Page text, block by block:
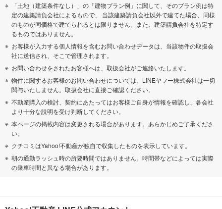
「土地（建築条件なし）」の「建物プラン例」に関して、そのプラン例は特
定の建築請負会社によるもので、 当該建築請負会社以外で建てた場合、同様
のものが同価格で建てられるとは限りません。また、建築請負会社を特定す
るものではありません。
お客様が入力する個人情報を含むお問い合わせデータは、当該物件の取扱会
社に送信され、そこで管理されます。
お問い合わせをされたお客様へは、取扱会社がご連絡いたします。
物件に関するお客様のお問い合わせについては、LINEヤフー株式会社は一切
関与いたしません。取扱会社に直接ご確認ください。
不動産購入の検討、契約にあたってはお客様ご自身が情報を確認し、各会社
より十分な説明を受け判断してください。
本ページの掲載内容は変更される場合があります。あらかじめご了承くださ
い。
クチコミはYahoo!不動産が独自で収集したものを表示しています。
朝の通勤ラッシュ時の所要時間ではありません。時間帯などによっては実際
の乗車時間と異なる場合があります。